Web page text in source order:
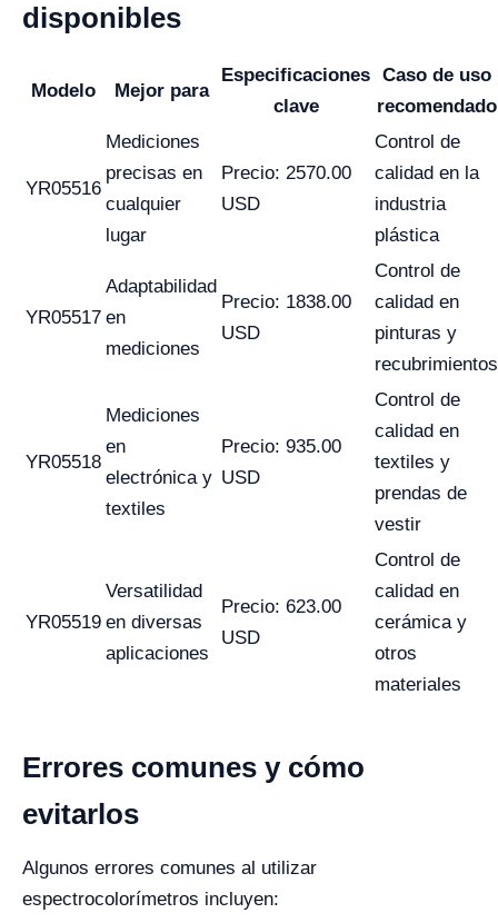
disponibles
Modelo Mejor para
Especificaciones
clave
Caso de uso
recomendado
YR05516
Mediciones
precisas en
cualquier
lugar
Precio: 2570.00
USD
Control de
calidad en la
industria
plástica
YR05517
Adaptabilidad
en
mediciones
Precio: 1838.00
USD
Control de
calidad en
pinturas y
recubrimientos
YR05518
Mediciones
en
electrónica y
textiles
Precio: 935.00
USD
Control de
calidad en
textiles y
prendas de
vestir
YR05519
Versatilidad
en diversas
aplicaciones
Precio: 623.00
USD
Control de
calidad en
cerámica y
otros
materiales
Errores comunes y cómo
evitarlos
Algunos errores comunes al utilizar
espectrocolorímetros incluyen: